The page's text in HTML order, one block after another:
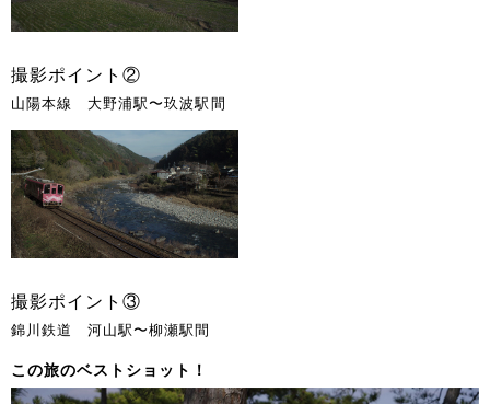
撮影ポイント②
山陽本線 大野浦駅〜玖波駅間
撮影ポイント③
錦川鉄道 河山駅〜柳瀬駅間
この旅のベストショット！